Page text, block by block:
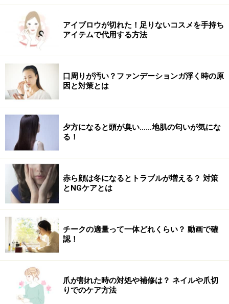
アイブロウが切れた！足りないコスメを手持ち
アイテムで代用する方法
口周りが汚い？ファンデーションガ浮く時の原
因と対策とは
夕方になると頭が臭い……地肌の匂いが気にな
る！
赤ら顔は冬になるとトラブルが増える？ 対策
とNGケアとは
チークの適量って一体どれくらい？ 動画で確
認！
爪が割れた時の対処や補修は？ ネイルや爪切
りでのケア方法